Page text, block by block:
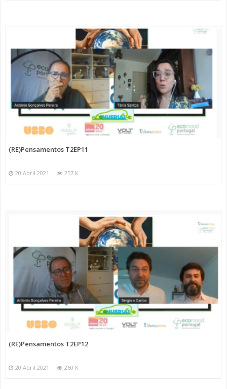
(RE)Pensamentos T2EP11
20 Abril 2021 257 K
(RE)Pensamentos T2EP12
20 Abril 2021 260 K